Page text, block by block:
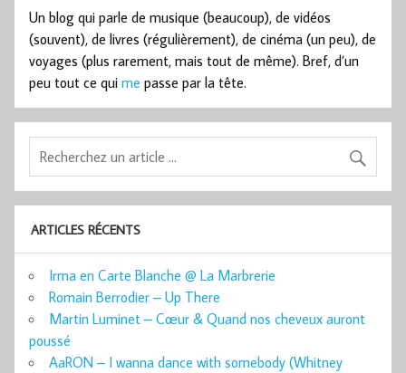
Un blog qui parle de musique (beaucoup), de vidéos
(souvent), de livres (régulièrement), de cinéma (un peu), de
voyages (plus rarement, mais tout de même). Bref, d’un
peu tout ce qui me passe par la tête.
ARTICLES RÉCENTS
Irma en Carte Blanche @ La Marbrerie
Romain Berrodier – Up There
Martin Luminet – Cœur & Quand nos cheveux auront
poussé
AaRON – I wanna dance with somebody (Whitney